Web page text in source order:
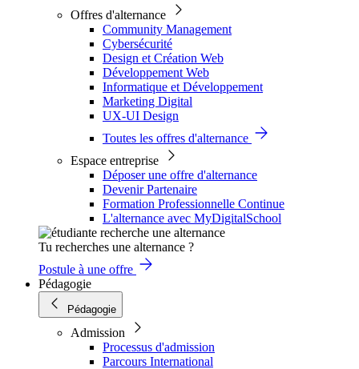
Offres d'alternance
Community Management
Cybersécurité
Design et Création Web
Développement Web
Informatique et Développement
Marketing Digital
UX-UI Design
Toutes les offres d'alternance
Espace entreprise
Déposer une offre d'alternance
Devenir Partenaire
Formation Professionnelle Continue
L'alternance avec MyDigitalSchool
Tu recherches une alternance ?
Postule à une offre
Pédagogie
Pédagogie
Admission
Processus d'admission
Parcours International